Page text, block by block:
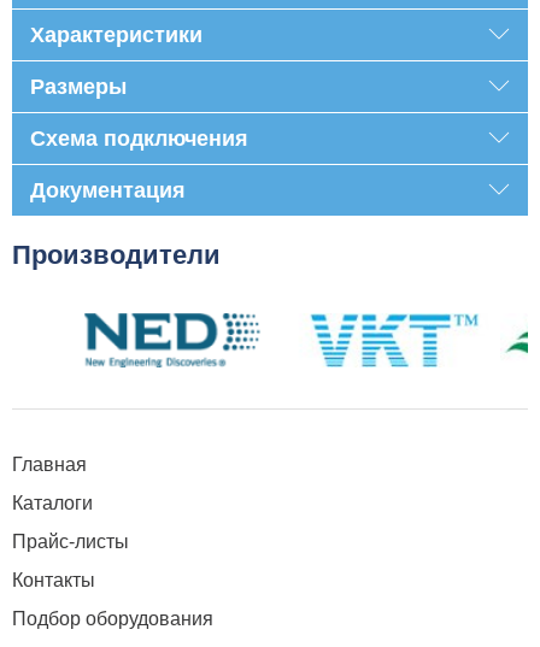
Характеристики
Размеры
Схема подключения
Документация
Производители
Главная
Каталоги
Прайс-листы
Контакты
Подбор оборудования